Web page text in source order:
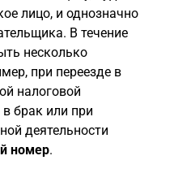
лицо, и однозначно
В течение
несколько
при переезде в
налоговой
в брак или при
деятельности
номер.